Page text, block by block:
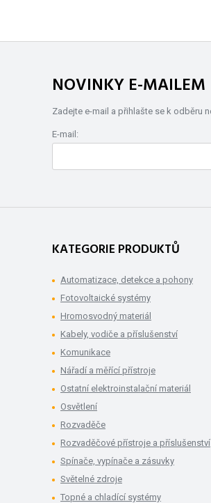
NOVINKY E-MAILEM
Zadejte e-mail a přihlašte se k odběru
E-mail:
KATEGORIE PRODUKTŮ
Automatizace, detekce a pohony
Fotovoltaické systémy
Hromosvodný materiál
Kabely, vodiče a příslušenství
Komunikace
Nářadí a měřící přístroje
Ostatní elektroinstalační materiál
Osvětlení
Rozvaděče
Rozvaděčové přístroje a příslušenství
Spínače, vypínače a zásuvky
Světelné zdroje
Topné a chladící systémy